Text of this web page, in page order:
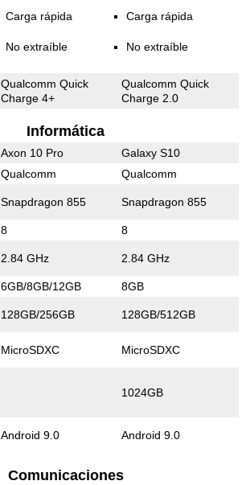
Carga rápida
No extraíble
Carga rápida
No extraíble
Qualcomm Quick
Charge 4+
Qualcomm Quick
Charge 2.0
Informática
Axon 10 Pro Galaxy S10
Qualcomm Qualcomm
Snapdragon 855 Snapdragon 855
8 8
2.84 GHz 2.84 GHz
6GB/8GB/12GB 8GB
128GB/256GB 128GB/512GB
MicroSDXC MicroSDXC
1024GB
Android 9.0 Android 9.0
Comunicaciones